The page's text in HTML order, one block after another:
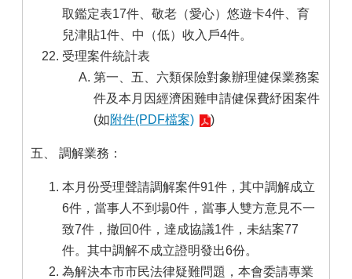
取鑑定表17件、敬老（愛心）悠遊卡4件、育
兒津貼1件、中（低）收入戶4件。
受理案件統計表
第一、五、六類保險對象辦理健保業務案
件及本月因經濟困難申請健保費紓困案件
(如附件(PDF檔案) )
五、 調解業務：
本月份受理聲請調解案件91件，其中調解成立
6件，當事人不到場0件，當事人雙方意見不一
致7件，撤回0件，達成協議1件，未結案77
件。其中調解不成立證明發出6份。
為解決本市市民法律疑難問題，本會委請專業